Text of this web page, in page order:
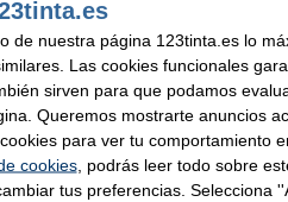
disfrutarás de una escritura fluida y
bolígrafo de gel de marca 123tinta y te
del 100%. 1-2-3 ¡sin
de nuestra página 123tinta.es lo
Las cookies funcionales
sirven para que podamos
Queremos mostrarte anuncios
para ver tu comportamiento
cookies, podrás leer todo sobre
tus preferencias. Selecciona